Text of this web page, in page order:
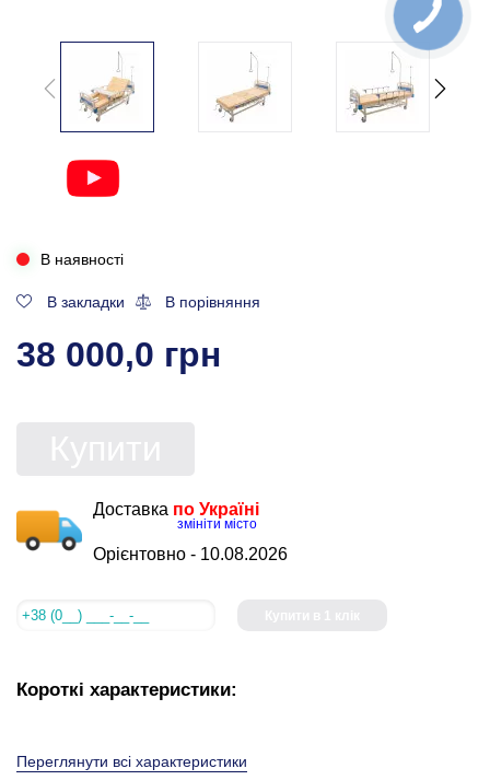
В наявності
В закладки В порівняння
38 000,0 грн
Доставка по Україні
змініти місто
Орієнтовно - 10.08.2026
Короткі характеристики:
Переглянути всі характеристики